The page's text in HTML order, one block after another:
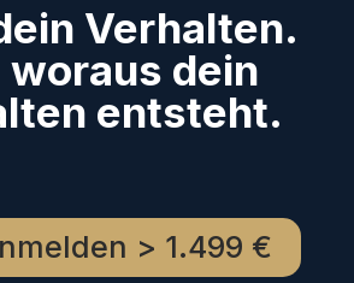
Verhalten.
woraus dein
entsteht.
> 1.499 €